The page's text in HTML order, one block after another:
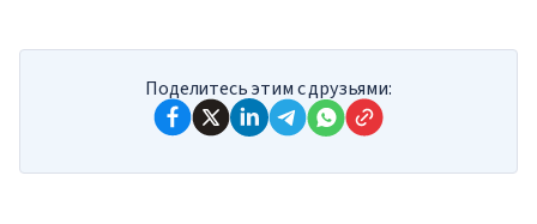
Поделитесь этим с друзьями: